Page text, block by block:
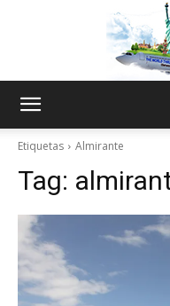
Etiquetas Almirante
Tag: